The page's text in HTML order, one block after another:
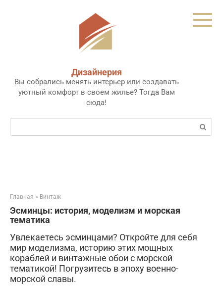
Дизайнерия
Вы собрались менять интерьер или создавать
уютный комфорт в своем жилье? Тогда Вам
сюда!
Поиск:
Главная » Винтаж
Эсминцы: история, моделизм и морская
тематика
Увлекаетесь эсминцами? Откройте для себя
мир моделизма, историю этих мощных
кораблей и винтажные обои с морской
тематикой! Погрузитесь в эпоху военно-
морской славы.